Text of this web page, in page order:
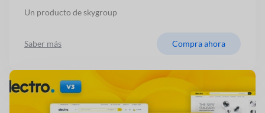
Un producto de skygroup
Saber más Compra ahora